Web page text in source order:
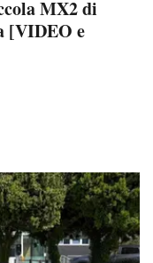
MX2 di
[VIDEO e